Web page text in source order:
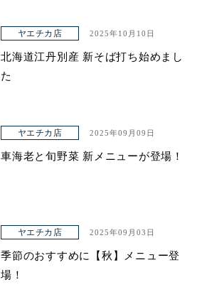
ヤエチカ店 2025年10月10日
北海道江丹別産 新そば打ち始めまし
た
ヤエチカ店 2025年09月09日
車海老と旬野菜 新メニューが登場！
ヤエチカ店 2025年09月03日
季節のおすすめに【秋】メニュー登
場！